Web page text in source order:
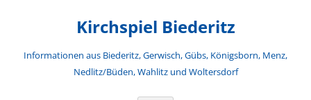
Kirchspiel Biederitz
Informationen aus Biederitz, Gerwisch, Gübs, Königsborn, Menz,
Nedlitz/Büden, Wahlitz und Woltersdorf